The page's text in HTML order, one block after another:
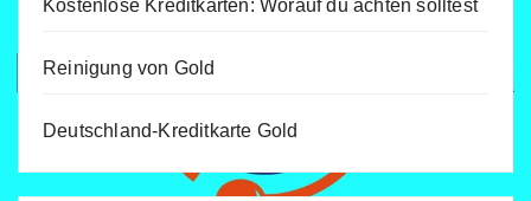
Kostenlose Kreditkarten: Worauf du achten solltest
Reinigung von Gold
Deutschland-Kreditkarte Gold